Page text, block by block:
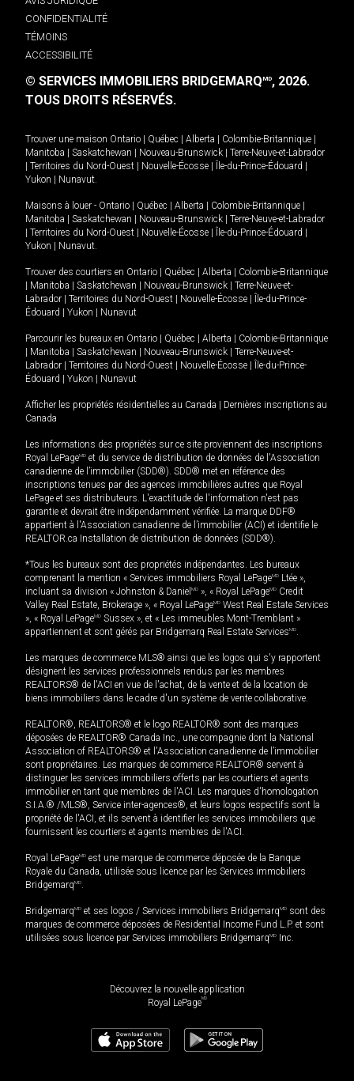
CONFIDENTIALITÉ
TÉMOINS
ACCESSIBILITÉ
© SERVICES IMMOBILIERS BRIDGEMARQMD, 2026.
TOUS DROITS RÉSERVÉS.
Trouver une maison Ontario | Québec | Alberta | Colombie-Britannique |
Manitoba | Saskatchewan | Nouveau-Brunswick | Terre-Neuve-et-Labrador
| Territoires du Nord-Ouest | Nouvelle-Écosse | Île-du-Prince-Édouard |
Yukon | Nunavut
Maisons à louer - Ontario | Québec | Alberta | Colombie-Britannique |
Manitoba | Saskatchewan | Nouveau-Brunswick | Terre-Neuve-et-Labrador
| Territoires du Nord-Ouest | Nouvelle-Écosse | Île-du-Prince-Édouard |
Yukon | Nunavut
Trouver des courtiers en Ontario | Québec | Alberta | Colombie-Britannique
| Manitoba | Saskatchewan | Nouveau-Brunswick | Terre-Neuve-et-
Labrador | Territoires du Nord-Ouest | Nouvelle-Écosse | Île-du-Prince-
Édouard | Yukon | Nunavut
Parcourir les bureaux en Ontario | Québec | Alberta | Colombie-Britannique
| Manitoba | Saskatchewan | Nouveau-Brunswick | Terre-Neuve-et-
Labrador | Territoires du Nord-Ouest | Nouvelle-Écosse | Île-du-Prince-
Édouard | Yukon | Nunavut
Afficher les propriétés résidentielles au Canada | Dernières inscriptions au
Canada
Les informations des propriétés sur ce site proviennent des inscriptions
Royal LePageMD et du service de distribution de données de l'Association
canadienne de l’immobilier (SDD®). SDD® met en référence des
inscriptions tenues par des agences immobilières autres que Royal
LePage et ses distributeurs. L'exactitude de l'information n'est pas
garantie et devrait être indépendamment vérifiée. La marque DDF®
appartient à l'Association canadienne de l’immobilier (ACI) et identifie le
REALTOR.ca Installation de distribution de données (SDD®).
*Tous les bureaux sont des propriétés indépendantes. Les bureaux
comprenant la mention « Services immobiliers Royal LePageMD Ltée »,
incluant sa division « Johnston & Daniel MD », « Royal LePageMD Credit
Valley Real Estate, Brokerage », « Royal LePageMD West Real Estate Services
», « Royal LePageMD Sussex », et « Les immeubles Mont-Tremblant »
appartiennent et sont gérés par Bridgemarq Real Estate ServicesMD
Les marques de commerce MLS® ainsi que les logos qui s'y rapportent
désignent les services professionnels rendus par les membres
REALTORS® de l'ACI en vue de l'achat, de la vente et de la location de
biens immobiliers dans le cadre d'un système de vente collaborative.
REALTOR®, REALTORS® et le logo REALTOR® sont des marques
déposées de REALTOR® Canada Inc., une compagnie dont la National
Association of REALTORS® et l'Association canadienne de l’immobilier
sont propriétaires. Les marques de commerce REALTOR® servent à
distinguer les services immobiliers offerts par les courtiers et agents
immobilier en tant que membres de l'ACI. Les marques d'homologation
S.I.A.® /MLS®, Service inter-agences®, et leurs logos respectifs sont la
propriété de l'ACI, et ils servent à identifier les services immobiliers que
fournissent les courtiers et agents membres de l'ACI.
Royal LePageMD est une marque de commerce déposée de la Banque
Royale du Canada, utilisée sous licence par les Services immobiliers
BridgemarqMD
BridgemarqMD et ses logos / Services immobiliers BridgemarqMD sont des
marques de commerce déposées de Residential Income Fund L.P. et sont
utilisées sous licence par Services immobiliers BridgemarqMD Inc.
Découvrez la nouvelle application
Royal LePageMD